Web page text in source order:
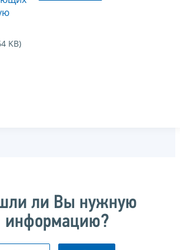
KB)
ли Вы нужную
информацию?